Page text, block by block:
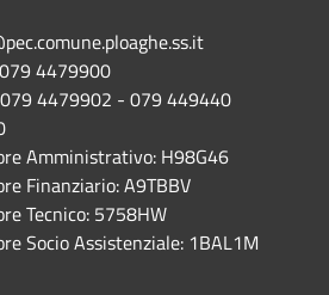
4479900
079 4479902 - 079 449440
Amministrativo: H98G46
Finanziario: A9TBBV
Tecnico: 5758HW
Socio Assistenziale: 1BAL1M